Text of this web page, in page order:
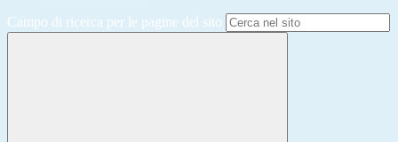
Campo di ricerca per le pagine del sito